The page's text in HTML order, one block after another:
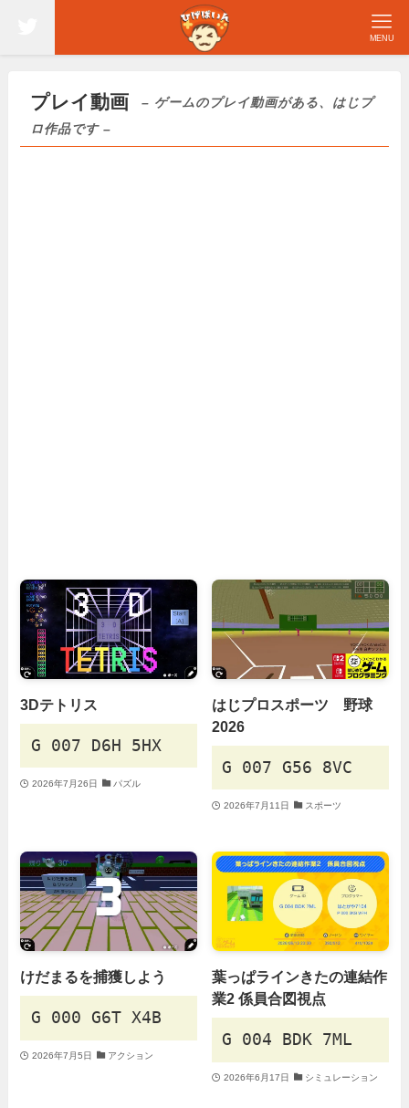
MENU
プレイ動画
– ゲームのプレイ動画がある、はじプ
ロ作品です –
3Dテトリス
G 007 D6H 5HX
2026年7月26日 パズル
はじプロスポーツ 野球
2026
G 007 G56 8VC
2026年7月11日 スポーツ
けだまるを捕獲しよう
G 000 G6T X4B
2026年7月5日 アクション
葉っぱラインきたの連結作
業2 係員合図視点
G 004 BDK 7ML
2026年6月17日 シミュレーション